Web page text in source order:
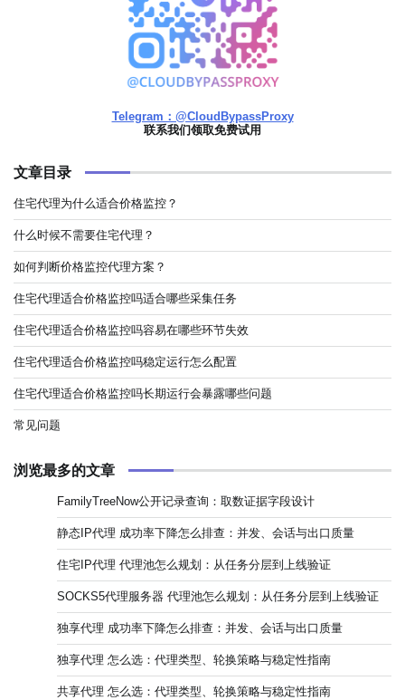
Telegram：@CloudBypassProxy
联系我们领取免费试用
文章目录
住宅代理为什么适合价格监控？
什么时候不需要住宅代理？
如何判断价格监控代理方案？
住宅代理适合价格监控吗适合哪些采集任务
住宅代理适合价格监控吗容易在哪些环节失效
住宅代理适合价格监控吗稳定运行怎么配置
住宅代理适合价格监控吗长期运行会暴露哪些问题
常见问题
浏览最多的文章
FamilyTreeNow公开记录查询：取数证据字段设计
静态IP代理 成功率下降怎么排查：并发、会话与出口质量
住宅IP代理 代理池怎么规划：从任务分层到上线验证
SOCKS5代理服务器 代理池怎么规划：从任务分层到上线验证
独享代理 成功率下降怎么排查：并发、会话与出口质量
独享代理 怎么选：代理类型、轮换策略与稳定性指南
共享代理 怎么选：代理类型、轮换策略与稳定性指南